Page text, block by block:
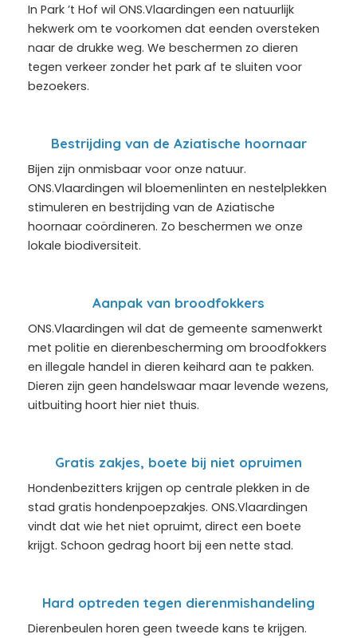
In Park ’t Hof wil ONS.Vlaardingen een natuurlijk
hekwerk om te voorkomen dat eenden oversteken
naar de drukke weg. We beschermen zo dieren
tegen verkeer zonder het park af te sluiten voor
bezoekers.
Bestrijding van de Aziatische hoornaar
Bijen zijn onmisbaar voor onze natuur.
ONS.Vlaardingen wil bloemenlinten en nestelplekken
stimuleren en bestrijding van de Aziatische
hoornaar coördineren. Zo beschermen we onze
lokale biodiversiteit.
Aanpak van broodfokkers
ONS.Vlaardingen wil dat de gemeente samenwerkt
met politie en dierenbescherming om broodfokkers
en illegale handel in dieren keihard aan te pakken.
Dieren zijn geen handelswaar maar levende wezens,
uitbuiting hoort hier niet thuis.
Gratis zakjes, boete bij niet opruimen
Hondenbezitters krijgen op centrale plekken in de
stad gratis hondenpoepzakjes. ONS.Vlaardingen
vindt dat wie het niet opruimt, direct een boete
krijgt. Schoon gedrag hoort bij een nette stad.
Hard optreden tegen dierenmishandeling
Dierenbeulen horen geen tweede kans te krijgen.